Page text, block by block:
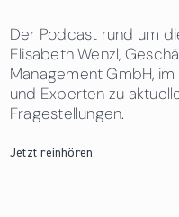
Der Podcast rund um
Elisabeth Wenzl,
Management GmbH,
und Experten zu
Fragestellungen.
Jetzt reinhören